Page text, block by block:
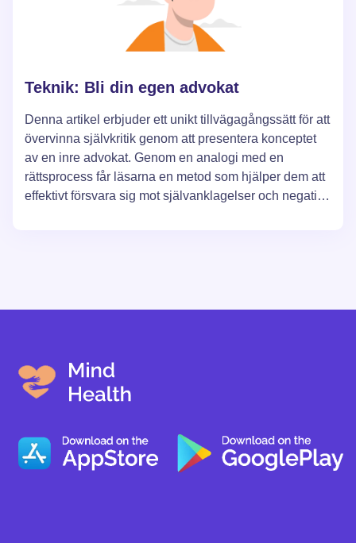
Teknik: Bli din egen advokat
Denna artikel erbjuder ett unikt tillvägagångssätt för att
övervinna självkritik genom att presentera konceptet
av en inre advokat. Genom en analogi med en
rättsprocess får läsarna en metod som hjälper dem att
effektivt försvara sig mot självanklagelser och negativa